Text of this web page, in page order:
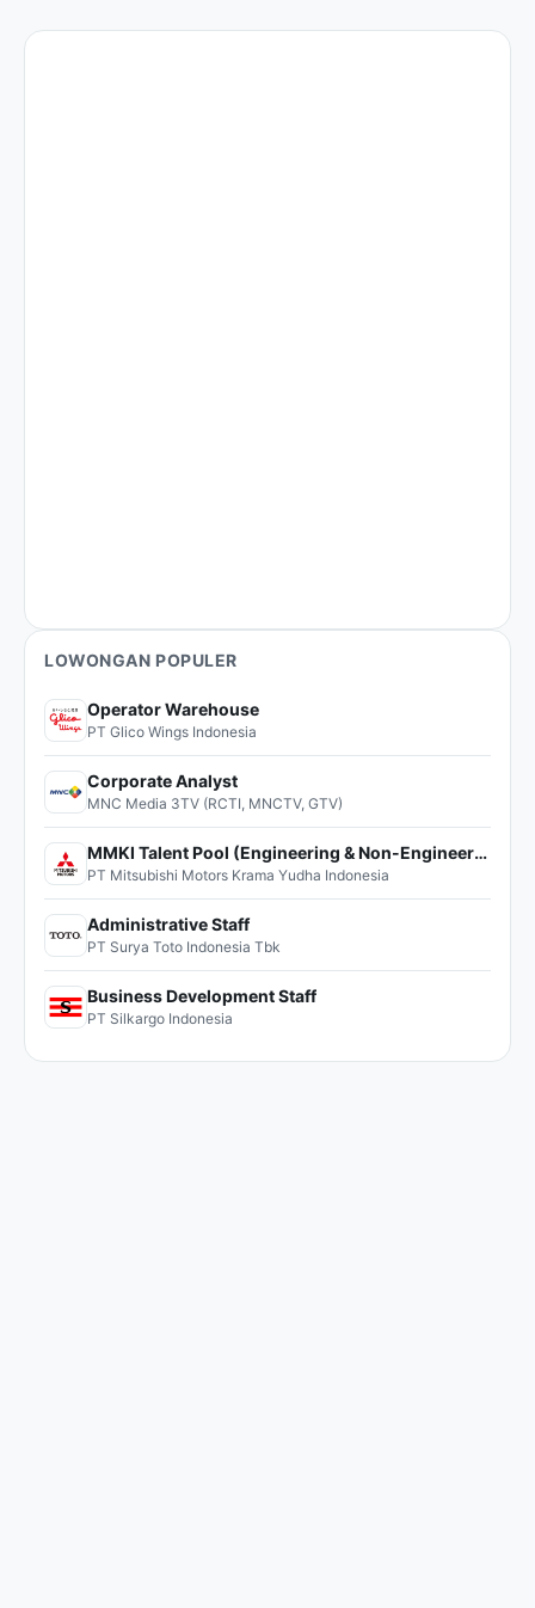
LOWONGAN POPULER
Operator Warehouse
PT Glico Wings Indonesia
Corporate Analyst
MNC Media 3TV (RCTI, MNCTV, GTV)
MMKI Talent Pool (Engineering & Non-Engineering)
PT Mitsubishi Motors Krama Yudha Indonesia
Administrative Staff
PT Surya Toto Indonesia Tbk
Business Development Staff
PT Silkargo Indonesia